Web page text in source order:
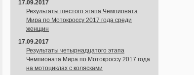
17.09.2017
Результаты шестого этапа Чемпионата
Мира по Мотокроссу 2017 года среди
женщин
17.09.2017
Результаты четырнадцатого этапа
Чемпионата Мира по Мотокроссу 2017 года
на мотоциклах с колясками